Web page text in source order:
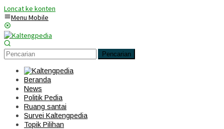
Loncat ke konten
Menu Mobile
Pencarian
Beranda
News
Politik Pedia
Ruang santai
Survei Kaltengpedia
Topik Pilihan